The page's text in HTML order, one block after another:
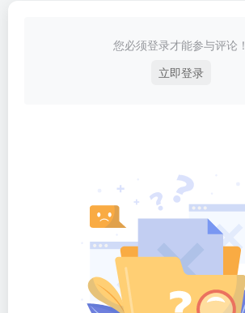
您必须登录才能参与评论！
立即登录